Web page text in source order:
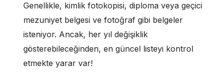
Genellikle, kimlik fotokopisi, diploma veya geçici
mezuniyet belgesi ve fotoğraf gibi belgeler
isteniyor. Ancak, her yıl değişiklik
gösterebileceğinden, en güncel listeyi kontrol
etmekte yarar var!